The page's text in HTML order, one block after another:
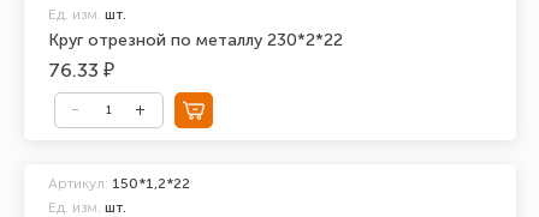
Круг отрезной по металлу 230*2*22
Ед. изм. шт.
76.33 ₽
Артикул: 150*1,2*22
Ед. изм. шт.